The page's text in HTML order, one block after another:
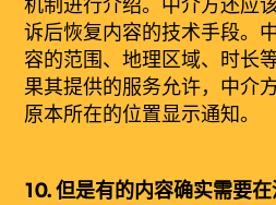
机制进行介绍。中介方还应
诉后恢复内容的技术手段。
容的范围、地理区域、时长
果其提供的服务允许，中介
原本所在的位置显示通知。
10.但是有的内容确实需要